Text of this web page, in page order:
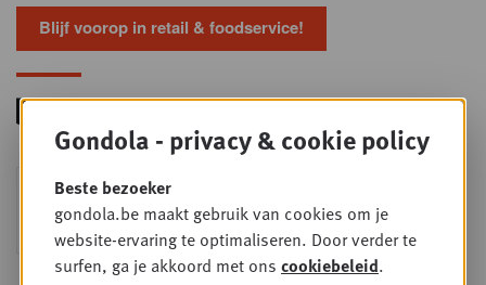
Blijf voorop in retail & foodservice!
WOE
9
Foodservice - Joint
business planning
Intro to Negotiation: Succes aan de
onderhandelingstafel is geen toeval!
Gondola - privacy & cookie policy
Beste bezoeker
gondola.be maakt gebruik van cookies om je
website-ervaring te optimaliseren. Door verder te
surfen, ga je akkoord met ons cookiebeleid.